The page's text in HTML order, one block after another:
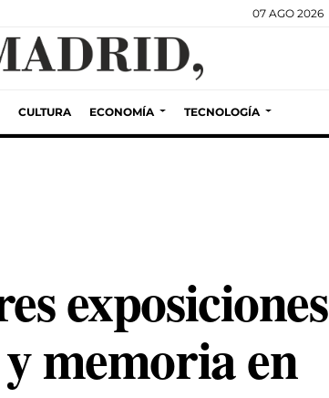
07 AGO 2026
CULTURA ECONOMÍA TECNOLOGÍA
exposiciones
memoria en